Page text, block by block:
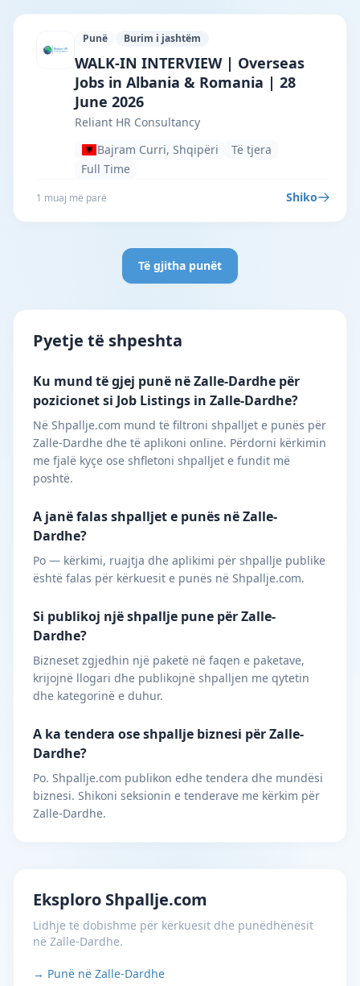
Punë Burim i jashtëm
Reliant HR Consultancy · Bajram Curri
WALK-IN INTERVIEW | Overseas
Jobs in Albania & Romania | 28
June 2026
Reliant HR Consultancy
Bajram Curri, Shqipëri
Të tjera
Full Time
1 muaj më parë Shiko
Të gjitha punët
Pyetje të shpeshta
Ku mund të gjej punë në Zalle-Dardhe për
pozicionet si Job Listings in Zalle-Dardhe?
Në Shpallje.com mund të filtroni shpalljet e punës për
Zalle-Dardhe dhe të aplikoni online. Përdorni kërkimin
me fjalë kyçe ose shfletoni shpalljet e fundit më
poshtë.
A janë falas shpalljet e punës në Zalle-
Dardhe?
Po — kërkimi, ruajtja dhe aplikimi për shpallje publike
është falas për kërkuesit e punës në Shpallje.com.
Si publikoj një shpallje pune për Zalle-
Dardhe?
Bizneset zgjedhin një paketë në faqen e paketave,
krijojnë llogari dhe publikojnë shpalljen me qytetin
dhe kategorinë e duhur.
A ka tendera ose shpallje biznesi për Zalle-
Dardhe?
Po. Shpallje.com publikon edhe tendera dhe mundësi
biznesi. Shikoni seksionin e tenderave me kërkim për
Zalle-Dardhe.
Eksploro Shpallje.com
Lidhje të dobishme për kërkuesit dhe punëdhënësit
në Zalle-Dardhe.
→ Punë në Zalle-Dardhe